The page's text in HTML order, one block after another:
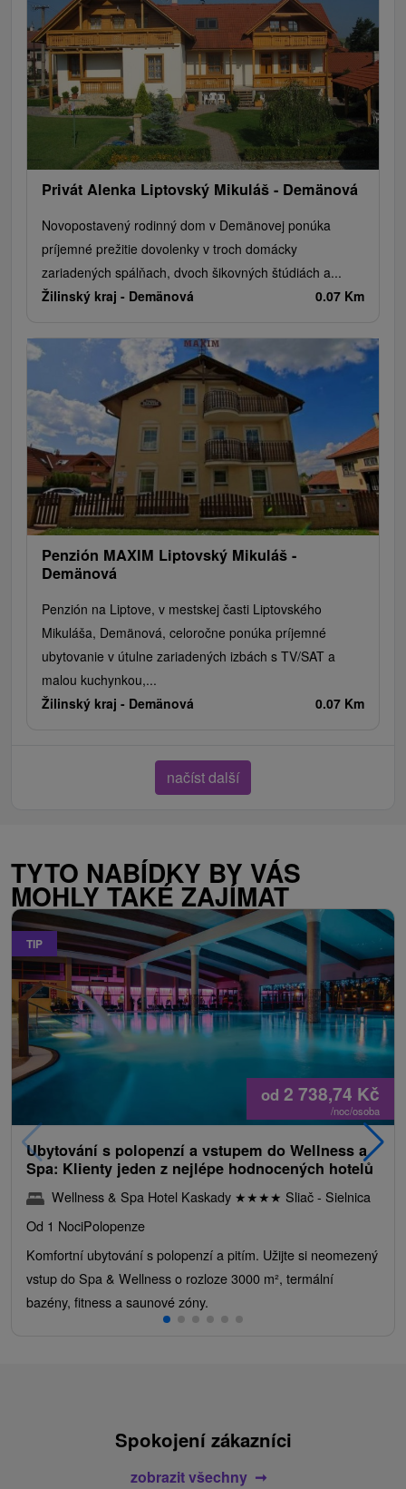
Privát Alenka Liptovský Mikuláš - Demänová
Novopostavený rodinný dom v Demänovej ponúka
príjemné prežitie dovolenky v troch domácky
zariadených spálňach, dvoch šikovných štúdiách a...
Žilinský kraj - Demänová 0.07 Km
Penzión MAXIM Liptovský Mikuláš -
Demänová
Penzión na Liptove, v mestskej časti Liptovského
Mikuláša, Demänová, celoročne ponúka príjemné
ubytovanie v útulne zariadených izbách s TV/SAT a
malou kuchynkou,...
Žilinský kraj - Demänová 0.07 Km
načíst další
TYTO NABÍDKY BY VÁS
MOHLY TAKÉ ZAJÍMAT
TIP
od 2 738,74 Kč
/noc/osoba
Ubytování s polopenzí a vstupem do Wellness a
Spa: Klienty jeden z nejlépe hodnocených hotelů
Wellness & Spa Hotel Kaskady ★★★★ Sliač - Sielnica
Od 1 NociPolopenze
Komfortní ubytování s polopenzí a pitím. Užijte si neomezený
vstup do Spa & Wellness o rozloze 3000 m², termální
bazény, fitness a saunové zóny.
Spokojení zákazníci
zobrazit všechny